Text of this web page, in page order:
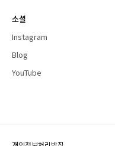
소셜
Instagram
Blog
YouTube